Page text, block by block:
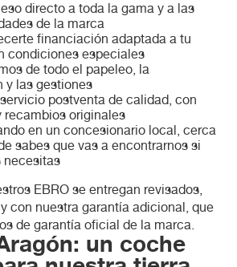
directo a toda la gama y a las
de la marca
financiación adaptada a tu
condiciones especiales
de todo el papeleo, la
y las gestiones
postventa de calidad, con
recambios originales
en un concesionario local, cerca
sabes que vas a encontrarnos si
necesitas
EBRO se entregan revisados,
con nuestra garantía adicional, que
de garantía oficial de la marca.